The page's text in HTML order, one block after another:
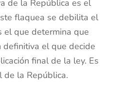
de la República es el
flaquea se debilita el
el que determina que
definitiva el que decide
final de la ley. Es
de la República.